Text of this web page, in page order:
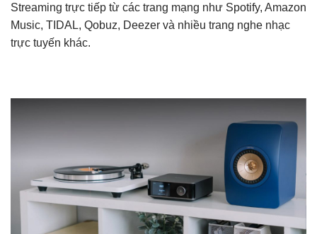
Streaming trực tiếp từ các trang mạng như Spotify, Amazon
Music, TIDAL, Qobuz, Deezer và nhiều trang nghe nhạc
trực tuyến khác.